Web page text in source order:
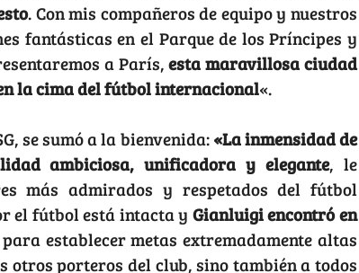
. Con mis compañeros de equipo y nuestros
fantásticas en el Parque de los Príncipes y
a París,esta maravillosa ciudad
la cima del fútbol internacional«.
se sumó a la bienvenida: «La inmensidad de
ambiciosa, unificadora y elegante, le
más admirados y respetados del fútbol
el fútbol está intacta y Gianluigi encontró en
para establecer metas extremadamente altas
otros porteros del club, sino también a todos